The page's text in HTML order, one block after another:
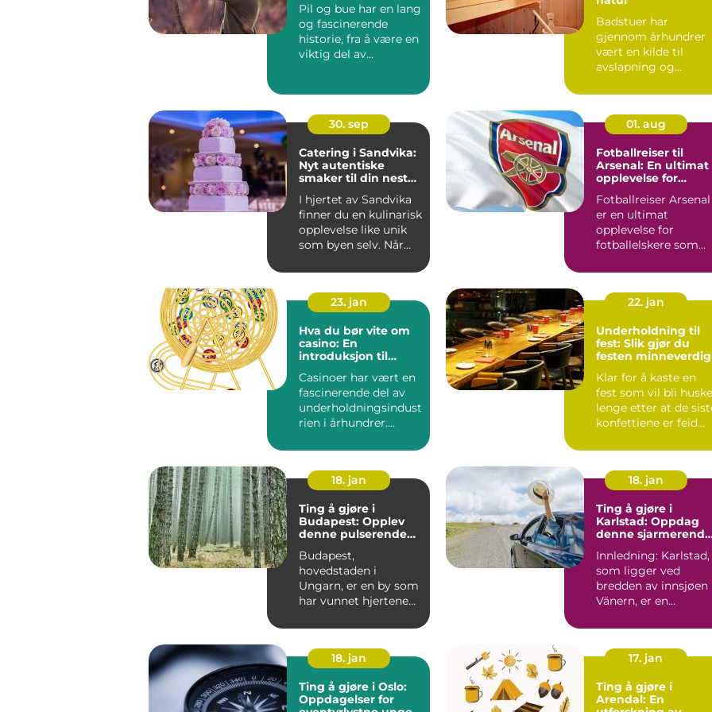
Pil og bue har en lang
og fascinerende
historie, fra å være en
viktig del av
Badstuer har
gjennom århundrer
vært en kilde til
avslapning og
30. sep
Catering i Sandvika:
Nyt autentiske
smaker til din neste
I hjertet av Sandvika
finner du en kulinarisk
opplevelse like unik
som byen selv. Når
01. aug
Fotballreiser til
Arsenal: En ultimat
opplevelse for
Fotballreiser Arsenal
er en ultimat
opplevelse for
fotballelskere som
23. jan
Hva du bør vite om
casino: En
introduksjon til
Casinoer har vært en
fascinerende del av
underholdningsindust
rien i århundrer.
22. jan
Underholdning til
fest: Slik gjør du
festen minneverdig
Klar for å kaste en
fest som vil bli
lenge etter at de
konfettiene er feid
18. jan
Ting å gjøre i
Budapest: Opplev
denne pulserende
Budapest,
hovedstaden i
Ungarn, er en by som
har vunnet hjertene
verden. Med ...
18. jan
Ting å gjøre i
Karlstad: Oppdag
denne sjarmerende
Innledning: Karlstad,
som ligger ved
bredden av innsjøen
Vänern, er en
by som har...
18. jan
Ting å gjøre i Oslo:
Oppdagelser for
17. jan
Ting å gjøre i
Arendal: En